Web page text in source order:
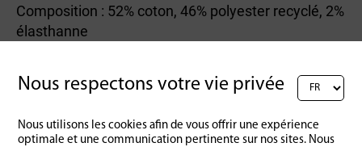
Composition : 52% coton, 46% polyester recyclé, 2%
élasthanne
Retour à l'aperçu
Nous respectons votre vie privée
Nous utilisons les cookies afin de vous offrir une expérience
optimale et une communication pertinente sur nos sites. Nous